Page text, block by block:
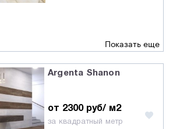
Показать еще
Argenta Shanon
от 2300 руб/ м2
за квадратный метр